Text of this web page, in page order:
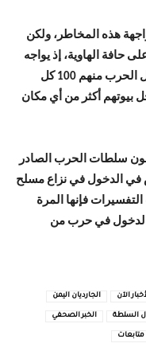
هذه المخاطر، ولكن
حافة الهاوية، إذ يواجه
نحو 10 ملايين شخص خطر المجاعة. وتقتل الحرب منهم 100 كل
بيوتهم أكثر من أي مكان
سلطات الحرب الصادر
في الدخول في نزاع مسلح
فإنها المرة
الدخول في حرب من
الآن الجارديان اليمن
السلطة الخبر الصحفي
متابعات